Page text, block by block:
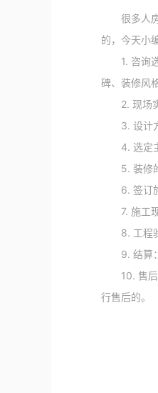
很多人房
的，今天小
1. 咨询选
碑、装修风
2. 现场实
3. 设计方
4. 选定主
5. 装修的
6. 签订施
7. 施工现
8. 工程验
9. 结算：
10. 售后：
行售后的。